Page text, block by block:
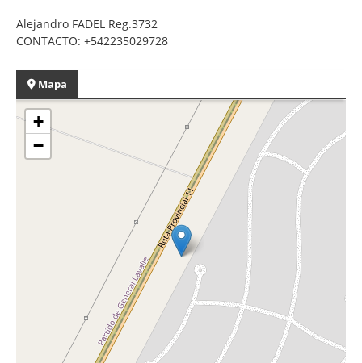
Alejandro FADEL Reg.3732
CONTACTO: +542235029728
Mapa
+
−